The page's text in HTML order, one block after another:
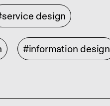
design
#information design